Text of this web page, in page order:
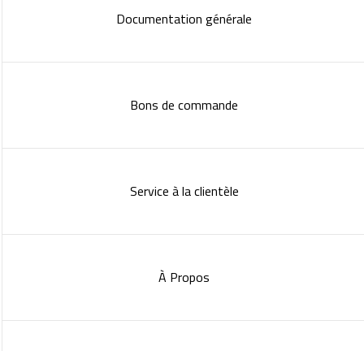
Documentation générale
Bons de commande
Service à la clientèle
À Propos